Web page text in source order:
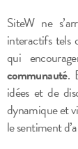
SiteW ne
interactifs tels
qui
communauté.
idées et de
dynamique et
le sentiment